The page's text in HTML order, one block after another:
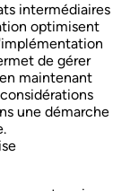
intermédiaires
optimisent
de gérer
maintenant
une démarche